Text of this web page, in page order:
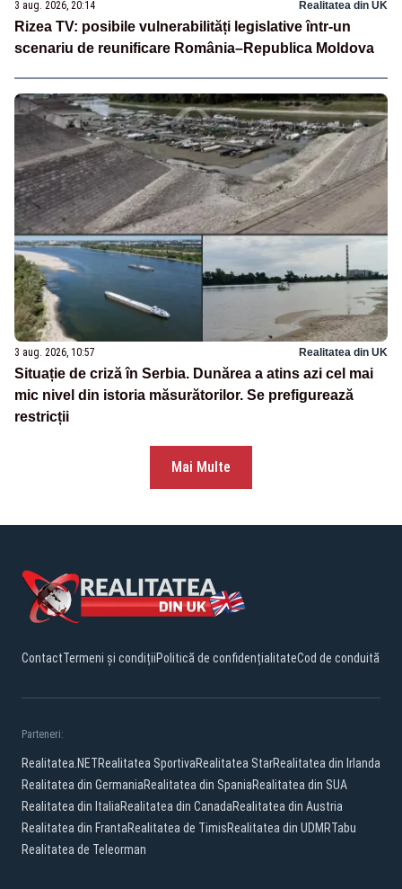
3 aug. 2026, 20:14 Realitatea din UK
Rizea TV: posibile vulnerabilități legislative într-un
scenariu de reunificare România–Republica Moldova
3 aug. 2026, 10:57 Realitatea din UK
Situație de criză în Serbia. Dunărea a atins azi cel mai
mic nivel din istoria măsurătorilor. Se prefigurează
restricții
Mai Multe
ContactTermeni și condițiiPolitică de confidențialitateCod de conduită
Parteneri:
Realitatea.NETRealitatea SportivaRealitatea StarRealitatea din Irlanda
Realitatea din GermaniaRealitatea din SpaniaRealitatea din SUA
Realitatea din ItaliaRealitatea din CanadaRealitatea din Austria
Realitatea din FrantaRealitatea de TimisRealitatea din UDMRTabu
Realitatea de Teleorman